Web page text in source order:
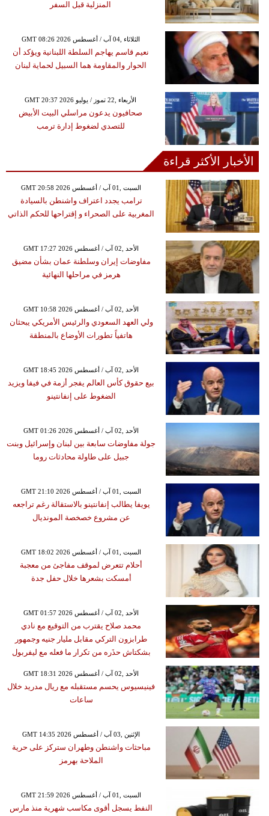
المنزلية قبل السفر
GMT 08:26 2026 الثلاثاء ,04 آب / أغسطس
نعيم قاسم يهاجم السلطة اللبنانية ويؤكد أن
الحوار والمقاومة هما السبيل لحماية لبنان
GMT 20:37 2026 الأربعاء ,22 تموز / يوليو
صحافيون يدعون مراسلي البيت الأبيض
للتصدي لضغوط إدارة ترمب
الأخبار الأكثر قراءة
GMT 20:58 2026 السبت ,01 آب / أغسطس
ترامب يجدد اعتراف واشنطن بالسيادة
المغربية على الصحراء و إقتراحها للحكم الذاتي
GMT 17:27 2026 الأحد ,02 آب / أغسطس
مفاوضات إيران وسلطنة عمان بشأن مضيق
هرمز في مراحلها النهائية
GMT 10:58 2026 الأحد ,02 آب / أغسطس
ولي العهد السعودي والرئيس الأمريكي يبحثان
هاتفياً تطورات الأوضاع بالمنطقة
GMT 18:45 2026 الأحد ,02 آب / أغسطس
بيع حقوق كأس العالم يفجر أزمة في فيفا ويزيد
الضغوط على إنفانتينو
GMT 01:26 2026 الأحد ,02 آب / أغسطس
جولة مفاوضات سابعة بين لبنان وإسرائيل وبنت
جبيل على طاولة محادثات روما
GMT 21:10 2026 السبت ,01 آب / أغسطس
يويفا يطالب إنفانتينو بالاستقالة رغم تراجعه
عن مشروع خصخصة المونديال
GMT 18:02 2026 السبت ,01 آب / أغسطس
أحلام تتعرض لموقف مفاجئ من معجبة
أمسكت بشعرها خلال حفل جدة
GMT 01:57 2026 الأحد ,02 آب / أغسطس
محمد صلاح يقترب من التوقيع مع نادي
طرابزون التركي مقابل مليار جنيه وجمهور
بشكتاش حذَره من تكرار ما فعله مع ليفربول
GMT 18:31 2026 الأحد ,02 آب / أغسطس
فينيسيوس يحسم مستقبله مع ريال مدريد خلال
ساعات
GMT 14:35 2026 الإثنين ,03 آب / أغسطس
مباحثات واشنطن وطهران ستركز على حرية
الملاحة بهرمز
GMT 21:59 2026 السبت ,01 آب / أغسطس
النفط يسجل أقوى مكاسب شهرية منذ مارس